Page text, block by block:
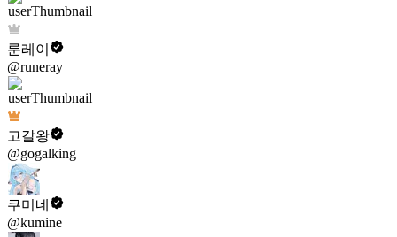
룬레이
@runeray
고갈왕
@gogalking
쿠미네
@kumine